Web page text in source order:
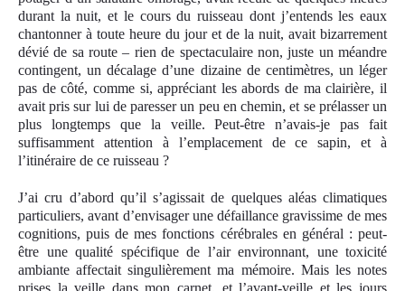
durant la nuit, et le cours du ruisseau dont j’entends les eaux
chantonner à toute heure du jour et de la nuit, avait bizarrement
dévié de sa route – rien de spectaculaire non, juste un méandre
contingent, un décalage d’une dizaine de centimètres, un léger
pas de côté, comme si, appréciant les abords de ma clairière, il
avait pris sur lui de paresser un peu en chemin, et se prélasser un
plus longtemps que la veille. Peut-être n’avais-je pas fait
suffisamment attention à l’emplacement de ce sapin, et à
l’itinéraire de ce ruisseau ?
J’ai cru d’abord qu’il s’agissait de quelques aléas climatiques
particuliers, avant d’envisager une défaillance gravissime de mes
cognitions, puis de mes fonctions cérébrales en général : peut-
être une qualité spécifique de l’air environnant, une toxicité
ambiante affectait singulièrement ma mémoire. Mais les notes
prises la veille dans mon carnet, et l’avant-veille et les jours